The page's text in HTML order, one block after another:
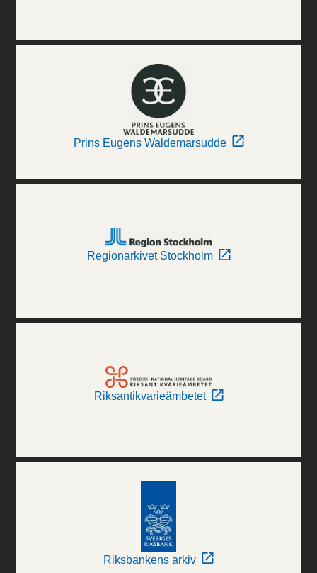
Prins Eugens Waldemarsudde
Regionarkivet Stockholm
Riksantikvarieämbetet
Riksbankens arkiv